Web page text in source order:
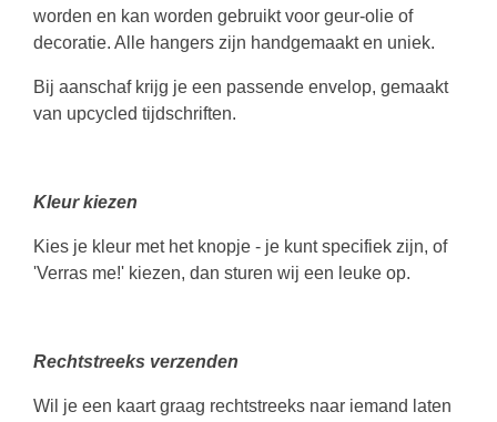
worden en kan worden gebruikt voor geur-olie of
decoratie. Alle hangers zijn handgemaakt en uniek.
Bij aanschaf krijg je een passende envelop, gemaakt
van upcycled tijdschriften.
Kleur kiezen
Kies je kleur met het knopje - je kunt specifiek zijn, of
'Verras me!' kiezen, dan sturen wij een leuke op.
Rechtstreeks verzenden
Wil je een kaart graag rechtstreeks naar iemand laten